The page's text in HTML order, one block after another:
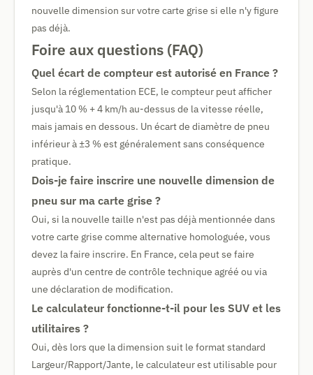
nouvelle dimension sur votre carte grise si elle n'y figure
pas déjà.
Foire aux questions (FAQ)
Quel écart de compteur est autorisé en France ?
Selon la réglementation ECE, le compteur peut afficher
jusqu'à 10 % + 4 km/h au-dessus de la vitesse réelle,
mais jamais en dessous. Un écart de diamètre de pneu
inférieur à ±3 % est généralement sans conséquence
pratique.
Dois-je faire inscrire une nouvelle dimension de
pneu sur ma carte grise ?
Oui, si la nouvelle taille n'est pas déjà mentionnée dans
votre carte grise comme alternative homologuée, vous
devez la faire inscrire. En France, cela peut se faire
auprès d'un centre de contrôle technique agréé ou via
une déclaration de modification.
Le calculateur fonctionne-t-il pour les SUV et les
utilitaires ?
Oui, dès lors que la dimension suit le format standard
Largeur/Rapport/Jante, le calculateur est utilisable pour